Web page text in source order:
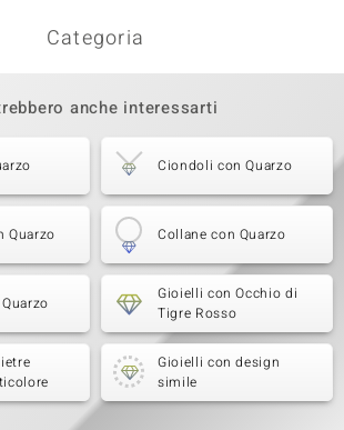
Categoria
anche interessarti
Ciondoli con Quarzo
Quarzo Collane con Quarzo
Gioielli con Occhio di
Tigre Rosso
Gioielli con design
simile